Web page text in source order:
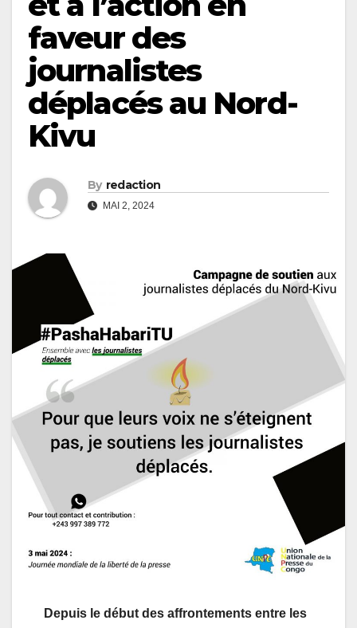
faveur des
journalistes
déplacés au Nord-
Kivu
By redaction
MAI 2, 2024
Depuis le début des affrontements entre les